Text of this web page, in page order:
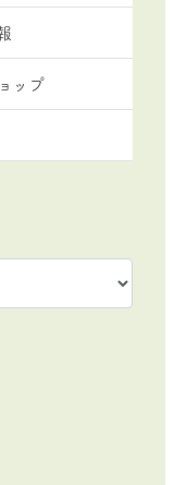
ップ